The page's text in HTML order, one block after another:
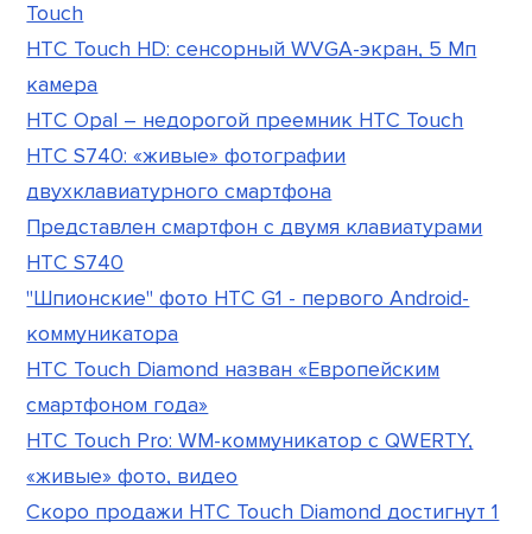
Touch
HTC Touch HD: сенсорный WVGA-экран, 5 Мп
камера
HTC Opal – недорогой преемник HTC Touch
HTC S740: «живые» фотографии
двухклавиатурного смартфона
Представлен смартфон с двумя клавиатурами
HTC S740
"Шпионские" фото HTC G1 - первого Android-
коммуникатора
HTC Touch Diamond назван «Европейским
смартфоном года»
HTC Touch Pro: WM-коммуникатор с QWERTY,
«живые» фото, видео
Скоро продажи HTC Touch Diamond достигнут 1